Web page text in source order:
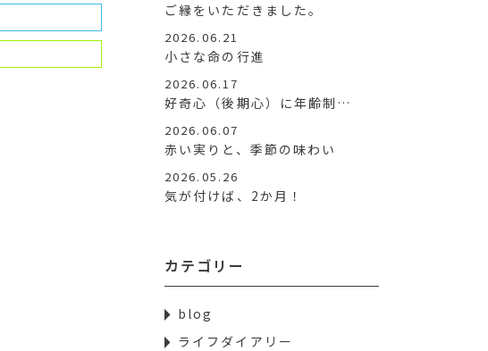
ご縁をいただきました。
2026.06.21
小さな命の行進
2026.06.17
好奇心（後期心）に年齢制…
2026.06.07
赤い実りと、季節の味わい
2026.05.26
気が付けば、2か月！
カテゴリー
blog
ライフダイアリー